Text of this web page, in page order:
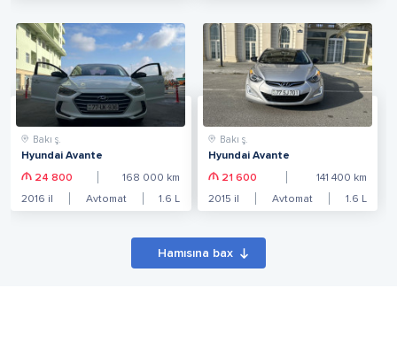
Bakı ş.
Hyundai Avante
24 800 168 000 km
2016 il Avtomat 1.6 L
Bakı ş.
Hyundai Avante
21 600 141 400 km
2015 il Avtomat 1.6 L
Hamısına bax